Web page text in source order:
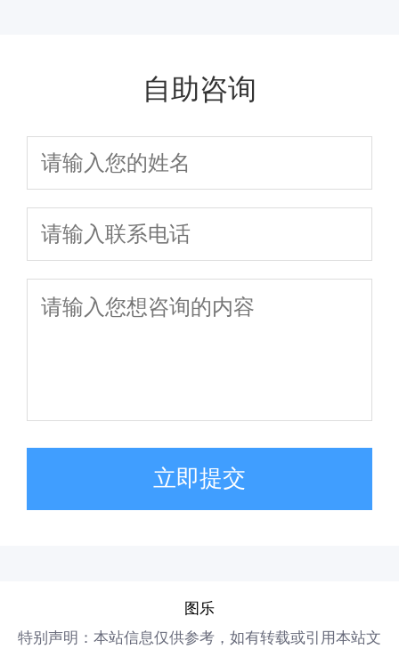
自助咨询
立即提交
图乐
特别声明：本站信息仅供参考，如有转载或引用本站文